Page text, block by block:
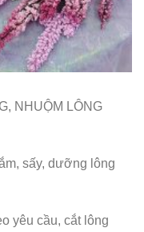
NHUỘM LÔNG
sấy, dưỡng lông
yêu cầu, cắt lông